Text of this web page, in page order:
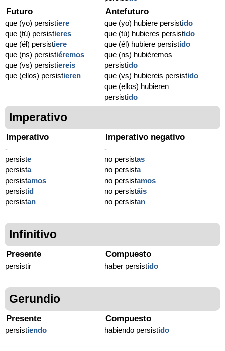
Futuro
que (yo) persistiere
que (tú) persistieres
que (él) persistiere
que (ns) persistiéremos
que (vs) persistiereis
que (ellos) persistieren
Antefuturo
que (yo) hubiere persistido
que (tú) hubieres persistido
que (él) hubiere persistido
que (ns) hubiéremos
persistido
que (vs) hubiereis persistido
que (ellos) hubieren
persistido
Imperativo
Imperativo
-
persiste
persista
persistamos
persistid
persistan
Imperativo negativo
-
no persistas
no persista
no persistamos
no persistáis
no persistan
Infinitivo
Presente
persistir
Compuesto
haber persistido
Gerundio
Presente
persistiendo
Compuesto
habiendo persistido